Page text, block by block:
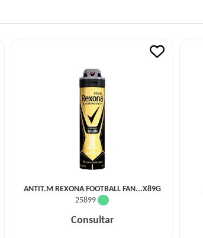
ANTIT.M REXONA FOOTBALL FAN...X89G
25899
Consultar